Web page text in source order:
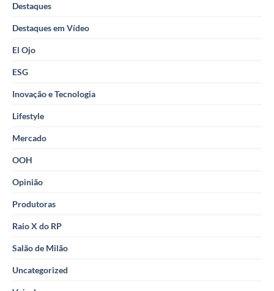
Destaques
Destaques em Vídeo
El Ojo
ESG
Inovação e Tecnologia
Lifestyle
Mercado
OOH
Opinião
Produtoras
Raio X do RP
Salão de Milão
Uncategorized